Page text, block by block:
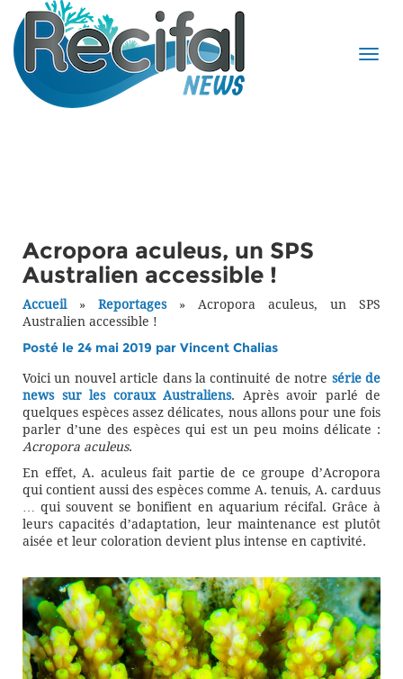
Acropora aculeus, un SPS
Australien accessible !
Accueil» Reportages» Acropora aculeus, un SPS
Australien accessible !
Posté le 24 mai 2019 par Vincent Chalias
Voici un nouvel article dans la continuité de notre série de
news sur les coraux Australiens. Après avoir parlé de
quelques espèces assez délicates, nous allons pour une fois
parler d’une des espèces qui est un peu moins délicate :
Acropora aculeus.
En effet, A. aculeus fait partie de ce groupe d’Acropora
qui contient aussi des espèces comme A. tenuis, A. carduus
… qui souvent se bonifient en aquarium récifal. Grâce à
leurs capacités d’adaptation, leur maintenance est plutôt
aisée et leur coloration devient plus intense en captivité.